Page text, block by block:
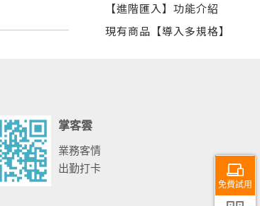
【進階匯入】功能介紹
現有商品【導入多規格】
免費試用
掌客雲
業務客情
出勤打卡